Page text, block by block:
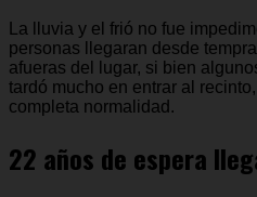
La lluvia y el frió no fue
personas llegaran desde
afueras del lugar, si bien
tardó mucho en entrar al
completa normalidad.
22 años de espera